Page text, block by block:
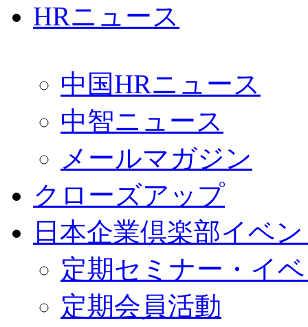
HRニュース
中国HRニュース
中智ニュース
メールマガジン
クローズアップ
日本企業倶楽部イベ
定期セミナー・イ
定期会員活動